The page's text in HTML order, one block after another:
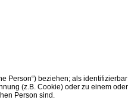
Person“) beziehen; als
(z.B. Cookie) oder zu einem
Person sind.